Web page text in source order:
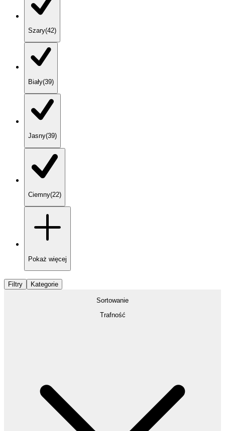
Szary(42)
Biały(39)
Jasny(39)
Ciemny(22)
Pokaż więcej
Filtry Kategorie
Sortowanie
Trafność